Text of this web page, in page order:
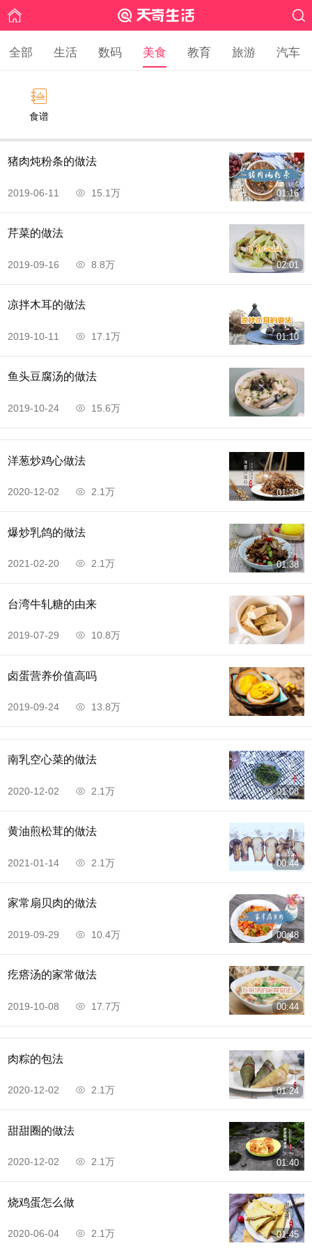
全部 生活 数码 美食 教育 旅游 汽车
食谱
01:16
猪肉炖粉条的做法
2019-06-11 15.1万
02:01
芹菜的做法
2019-09-16 8.8万
01:10
凉拌木耳的做法
2019-10-11 17.1万
鱼头豆腐汤的做法
2019-10-24 15.6万
01:33
洋葱炒鸡心做法
2020-12-02 2.1万
01:38
爆炒乳鸽的做法
2021-02-20 2.1万
台湾牛轧糖的由来
2019-07-29 10.8万
卤蛋营养价值高吗
2019-09-24 13.8万
01:08
南乳空心菜的做法
2020-12-02 2.1万
00:44
黄油煎松茸的做法
2021-01-14 2.1万
00:48
家常扇贝肉的做法
2019-09-29 10.4万
00:44
疙瘩汤的家常做法
2019-10-08 17.7万
01:24
肉粽的包法
2020-12-02 2.1万
01:40
甜甜圈的做法
2020-12-02 2.1万
01:45
烧鸡蛋怎么做
2020-06-04 2.1万